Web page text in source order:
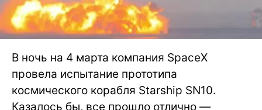
В ночь на 4 марта компания SpaceX
провела испытание прототипа
космического корабля Starship SN10.
Казалось бы, все прошло отлично —